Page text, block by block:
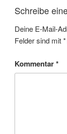
Schreibe
Deine E-Mail-
Felder sind mit*
Kommentar*